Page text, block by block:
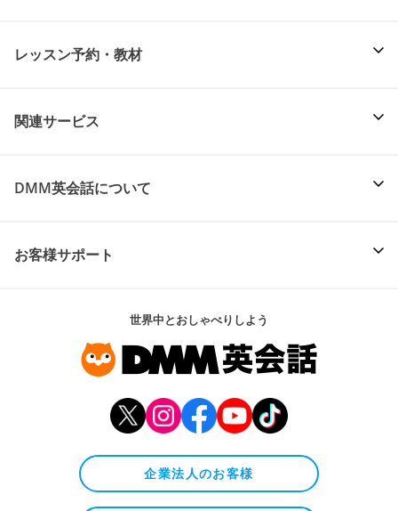
レッスン予約・教材
関連サービス
DMM英会話について
お客様サポート
世界中とおしゃべりしよう
企業法人のお客様